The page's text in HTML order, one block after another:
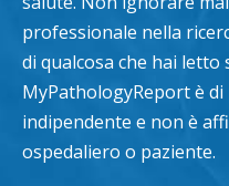
professionale nella
di qualcosa che hai
MyPathologyReport è
indipendente e non è
ospedaliero o paziente.